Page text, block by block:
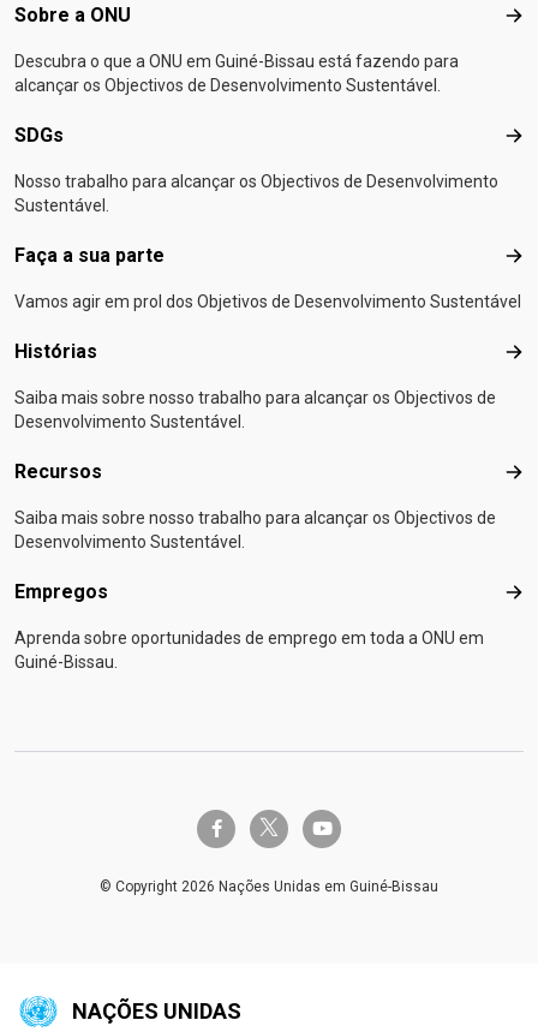
Footer menu
Sobre a ONU
Descubra o que a ONU em Guiné-Bissau está fazendo para
alcançar os Objectivos de Desenvolvimento Sustentável.
SDGs
Nosso trabalho para alcançar os Objectivos de Desenvolvimento
Sustentável.
Faça a sua parte
Vamos agir em prol dos Objetivos de Desenvolvimento Sustentável
Histórias
Saiba mais sobre nosso trabalho para alcançar os Objectivos de
Desenvolvimento Sustentável.
Recursos
Saiba mais sobre nosso trabalho para alcançar os Objectivos de
Desenvolvimento Sustentável.
Empregos
Aprenda sobre oportunidades de emprego em toda a ONU em
Guiné-Bissau.
facebook-ftwitter-x youtube
© Copyright 2026 Nações Unidas em Guiné-Bissau
NAÇÕES UNIDAS